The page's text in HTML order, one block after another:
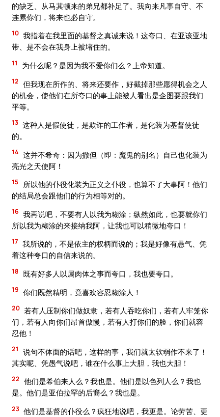
的缺乏、从马其顿来的弟兄都补足了。我向来凡事自守、不
连累你们，将来也必自守。
10 我指着在我里面的基督之真诚来说！这夸口、在亚该亚地
带、是不会在我身上被堵住的。
11 为什么呢？是因为我不爱你们么？上帝知道。
12 但我现在所作的、将来还要作，好截掉那些愿得机会之人
的机会，使他们在所夸口的事上能被人看出是企图要跟我们
平等。
13 这种人是假使徒，是欺诈的工作者，是化装为基督使徒
的。
14 这并不希奇：因为撒但（即：魔鬼的别名）自己也化装为
亮光之天使阿！
15
所以他的仆役化装为正义之仆役，也算不了大事阿！他们
的结局总会跟他们的行为相等对的。
16 我再说吧，不要有人以我为糊涂；纵然如此，也要就你们
所以我为糊涂的来接纳我阿，让我也可以稍微地夸口！
17 我所说的，不是依主的权柄而说的；我是好像有愚气、凭
着这种夸口的自信来说的。
18 既有好多人以属肉体之事而夸口，我也要夸口。
19 你们既然精明，竟喜欢容忍糊涂人！
20 若有人压制你们做奴隶，若有人吞吃你们，若有人牢笼你
们，若有人向你们昂首傲慢，若有人打你们的脸，你们就容
忍他！
21
说句不体面的话吧，这样的事，我们就太软弱作不来了！
其实呢、凭愚气说吧，谁在什么事上大胆，我也大胆！
22 他们是希伯来人么？我也是。他们是以色列人么？我也
是。他们是亚伯拉罕的后裔么？我也是。
23 他们是基督的仆役么？疯狂地说吧，我更是。论劳苦、更